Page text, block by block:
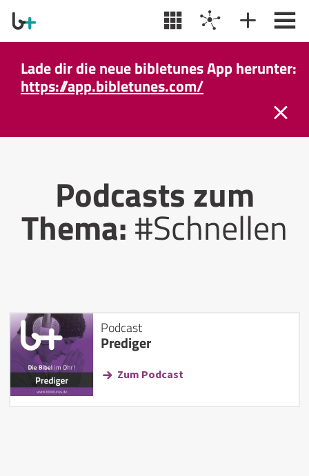
Lade dir die neue bibletunes App herunter:
https://app.bibletunes.com/
Podcasts zum
Thema:#Schnellen
Podcast
Prediger
Zum Podcast